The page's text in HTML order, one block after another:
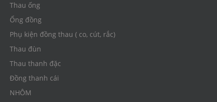
Thau ống
Ống đồng
Phụ kiện đồng thau ( co, cút, rắc)
Thau đùn
Thau thanh đặc
Đồng thanh cái
NHÔM